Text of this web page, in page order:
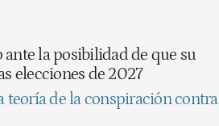
la posibilidad de que su
elecciones de 2027
teoría de la conspiración contra